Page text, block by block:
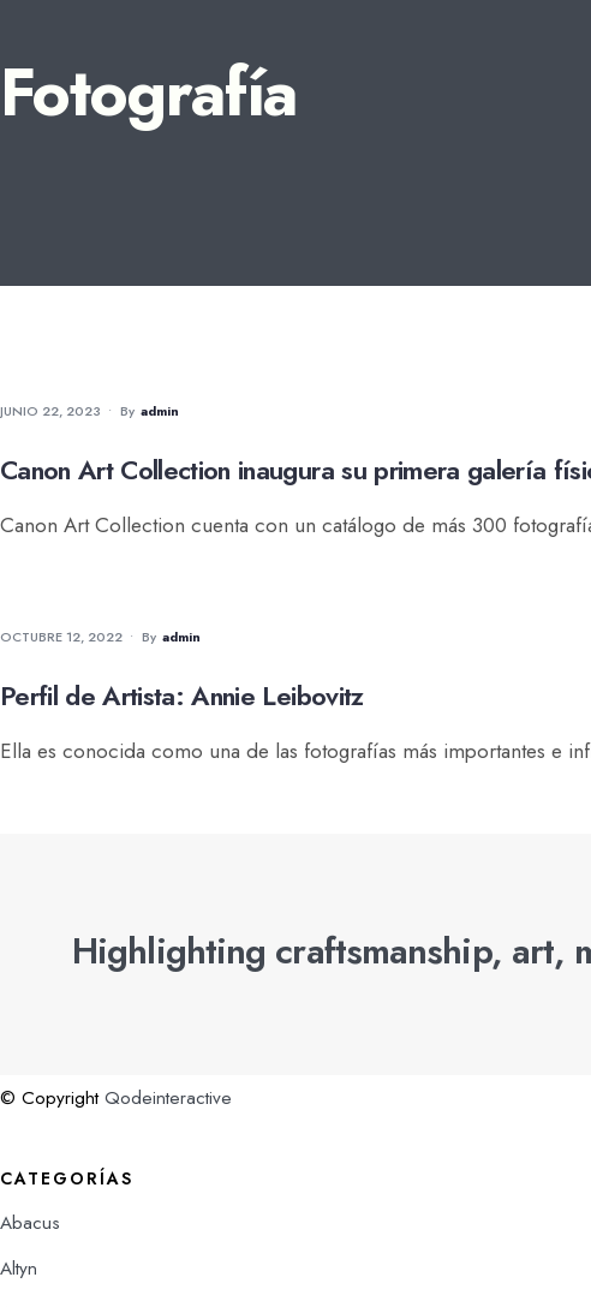
Fotografía
JUNIO 22, 2023 • By Admin
Canon Art Collection inaugura su primera galería
Canon Art Collection cuenta con un catálogo de más 300
OCTUBRE 12, 2022 • By Admin
Perfil de Artista: Annie Leibovitz
Ella es conocida como una de las fotografías más importantes e
Highlighting craftsmanship, art,
© CopyrightQodeinteractive
CATEGORÍAS
Abacus
Altyn